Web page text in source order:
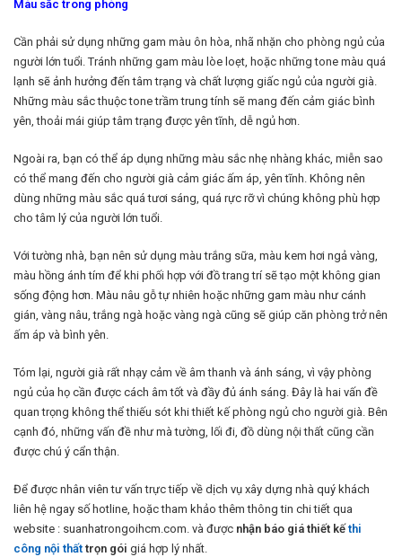
Màu sắc trong phòng
Cần phải sử dụng những gam màu ôn hòa, nhã nhặn cho phòng ngủ của
người lớn tuổi. Tránh những gam màu lòe loẹt, hoặc những tone màu quá
lạnh sẽ ảnh hưởng đến tâm trạng và chất lượng giấc ngủ của người già.
Những màu sắc thuộc tone trầm trung tính sẽ mang đến cảm giác bình
yên, thoải mái giúp tâm trạng được yên tĩnh, dễ ngủ hơn.
Ngoài ra, bạn có thể áp dụng những màu sắc nhẹ nhàng khác, miễn sao
có thể mang đến cho người già cảm giác ấm áp, yên tĩnh. Không nên
dùng những màu sắc quá tươi sáng, quá rực rỡ vì chúng không phù hợp
cho tâm lý của người lớn tuổi.
Với tường nhà, bạn nên sử dụng màu trắng sữa, màu kem hơi ngả vàng,
màu hồng ánh tím để khi phối hợp với đồ trang trí sẽ tạo một không gian
sống động hơn. Màu nâu gỗ tự nhiên hoặc những gam màu như cánh
gián, vàng nâu, trắng ngà hoặc vàng ngà cũng sẽ giúp căn phòng trở nên
ấm áp và bình yên.
Tóm lại, người già rất nhạy cảm về âm thanh và ánh sáng, vì vậy phòng
ngủ của họ cần được cách âm tốt và đầy đủ ánh sáng. Đây là hai vấn đề
quan trọng không thể thiếu sót khi thiết kế phòng ngủ cho người già. Bên
cạnh đó, những vấn đề như mà tường, lối đi, đồ dùng nội thất cũng cần
được chú ý cẩn thận.
Để được nhân viên tư vấn trực tiếp về dịch vụ xây dựng nhà quý khách
liên hệ ngay số hotline, hoặc tham khảo thêm thông tin chi tiết qua
website : suanhatrongoihcm.com. và được nhận báo giá thiết kế thi
công nội thất trọn gói giá hợp lý nhất.